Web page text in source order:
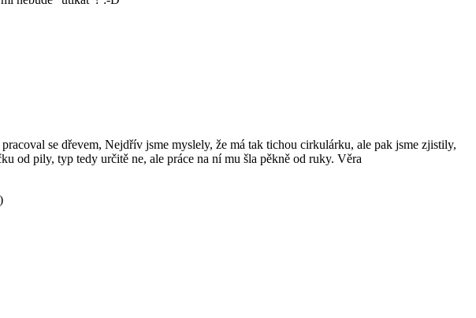
se dřevem, Nejdřív jsme myslely, že má tak tichou cirkulárku, ale pak jsme zjistily,
od pily, typ tedy určitě ne, ale práce na ní mu šla pěkně od ruky. Věra